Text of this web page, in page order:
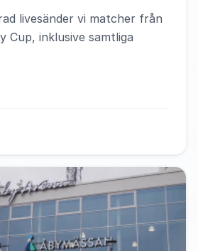
livesänder vi matcher från
Cup, inklusive samtliga